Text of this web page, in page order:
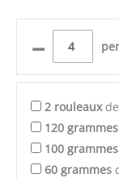
–
2 rouleauxde
120 grammes
100 grammes
60 grammes